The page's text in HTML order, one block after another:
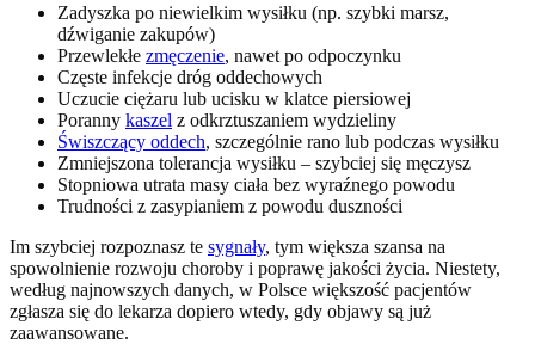
Zadyszka po niewielkim wysiłku (np. szybki marsz,
dźwiganie zakupów)
Przewlekłe zmęczenie, nawet po odpoczynku
Częste infekcje dróg oddechowych
Uczucie ciężaru lub ucisku w klatce piersiowej
Poranny kaszel z odkrztuszaniem wydzieliny
Świszczący oddech, szczególnie rano lub podczas wysiłku
Zmniejszona tolerancja wysiłku – szybciej się męczysz
Stopniowa utrata masy ciała bez wyraźnego powodu
Trudności z zasypianiem z powodu duszności
Im szybciej rozpoznasz te sygnały, tym większa szansa na
spowolnienie rozwoju choroby i poprawę jakości życia. Niestety,
według najnowszych danych, w Polsce większość pacjentów
zgłasza się do lekarza dopiero wtedy, gdy objawy są już
zaawansowane.